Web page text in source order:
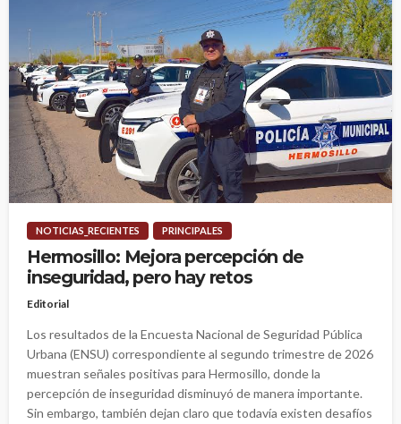
NOTICIAS_RECIENTES PRINCIPALES
Hermosillo: Mejora percepción de
inseguridad, pero hay retos
Editorial
Los resultados de la Encuesta Nacional de Seguridad Pública
Urbana (ENSU) correspondiente al segundo trimestre de 2026
muestran señales positivas para Hermosillo, donde la
percepción de inseguridad disminuyó de manera importante.
Sin embargo, también dejan claro que todavía existen desafíos